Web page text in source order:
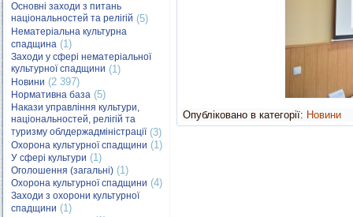
Основні заходи з питань
національностей та релігій (5)
Нематеріальна культурна
спадщина (1)
Заходи у сфері нематеріальної
культурної спадщини (1)
Новини (2 397)
Нормативна база (5)
Накази управління культури,
національностей, релігій та
туризму облдержадміністрації(3)
Охорона культурної спадщини (1)
У сфері культури (1)
Оголошення (загальні) (1)
Охорона культурної спадщини (4)
Заходи з охорони культурної
спадщини (1)
Опубліковано в категорії: Новини